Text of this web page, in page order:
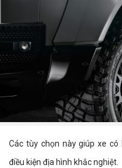
Các tùy chọn này giúp xe
điều kiện địa hình khắc nghiệt.